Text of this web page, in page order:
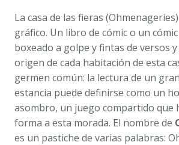
LÓPEZ
cantidad
La casa de las fieras (Ohmenageries)
gráfico. Un libro de cómic o un
boxeado a golpe y fintas de versos y
origen de cada habitación de esta
germen común: la lectura de un
estancia puede definirse como un
asombro, un juego compartido que
forma a esta morada. El nombre de
es un pastiche de varias palabras: